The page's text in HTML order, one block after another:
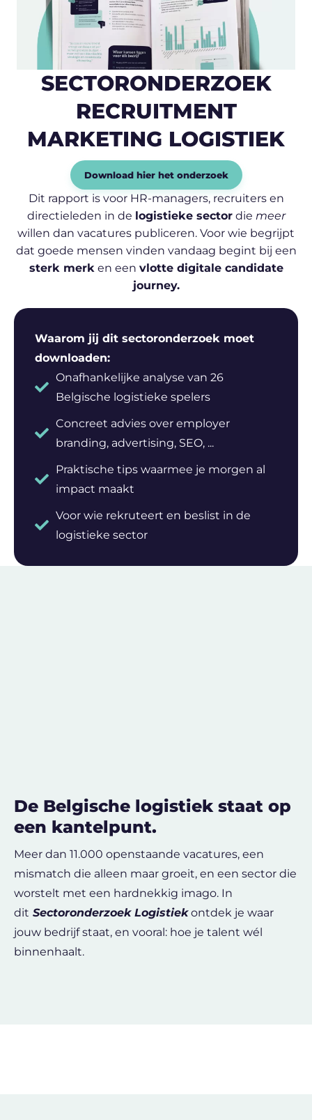
SECTORONDERZOEK
RECRUITMENT
MARKETING LOGISTIEK
Download hier het onderzoek
Dit rapport is voor HR-managers, recruiters en
directieleden in de logistieke sectordie meer
willen dan vacatures publiceren. Voor wie begrijpt
dat goede mensen vinden vandaag begint bij een
sterk merken een vlotte digitale candidate
journey.
Waarom jij dit sectoronderzoek moet
downloaden:
Onafhankelijke analyse van 26
Belgische logistieke spelers
Concreet advies over employer
branding, advertising, SEO, ...
Praktische tips waarmee je morgen al
impact maakt
Voor wie rekruteert en beslist in de
logistieke sector
De Belgische logistiek staat op
een kantelpunt.​
Meer dan 11.000 openstaande vacatures, een
mismatch die alleen maar groeit, en een sector die
worstelt met een hardnekkig imago. In
dit Sectoronderzoek Logistiekontdek je waar
jouw bedrijf staat, en vooral: hoe je talent wél
binnenhaalt.